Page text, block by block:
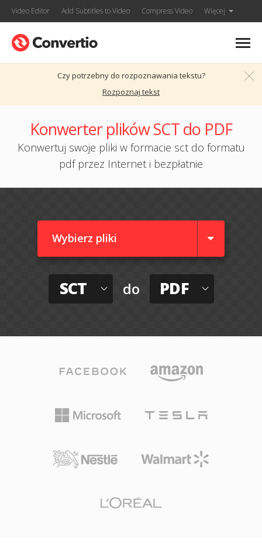
Video Editor Add Subtitles to Video Compress Video Więcej
Czy potrzebny do rozpoznawania tekstu?
Rozpoznaj tekst
Konwerter plików SCT do PDF
Konwertuj swoje pliki w formacie sct do formatu
pdf przez Internet i bezpłatnie
Wybierz pliki
SCT do PDF